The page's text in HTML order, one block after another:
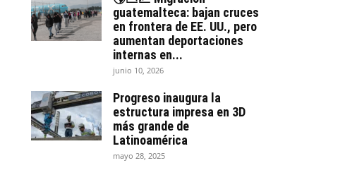
guatemalteca: bajan cruces
en frontera de EE. UU., pero
aumentan deportaciones
internas en...
junio 10, 2026
Progreso inaugura la
estructura impresa en 3D
más grande de
Latinoamérica
mayo 28, 2025